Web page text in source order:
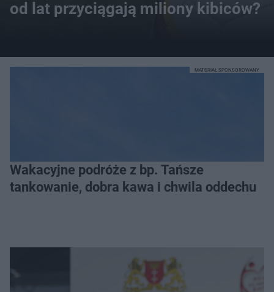
od lat przyciągają miliony kibiców?
Wakacyjne podróże z bp. Tańsze
tankowanie, dobra kawa i chwila oddechu
MATERIAŁ SPONSOROWANY